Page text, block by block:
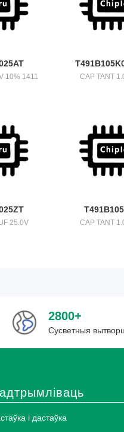
10% 1411 CAP TANT
25.0V CAP TANT
2800+
Сусветныя
і дастаўка